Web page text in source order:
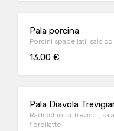
Pala porcina
13.00 €
Pala Diavola
Radicchio di Treviso ,
fiordilatte